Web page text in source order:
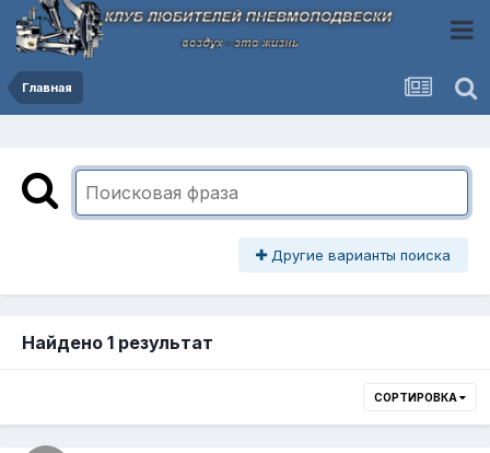
Главная
Другие варианты поиска
Найдено 1 результат
СОРТИРОВКА